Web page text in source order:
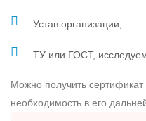
Устав организации;
ТУ или ГОСТ,
Можно получить
необходимость в его